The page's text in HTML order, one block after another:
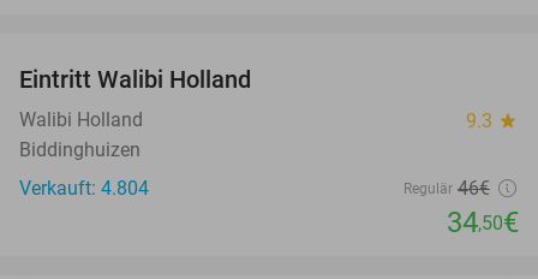
Eintritt Walibi Holland
Walibi Holland 9.3 star
Biddinghuizen
Verkauft: 4.804
Regulär 46€
34,50€